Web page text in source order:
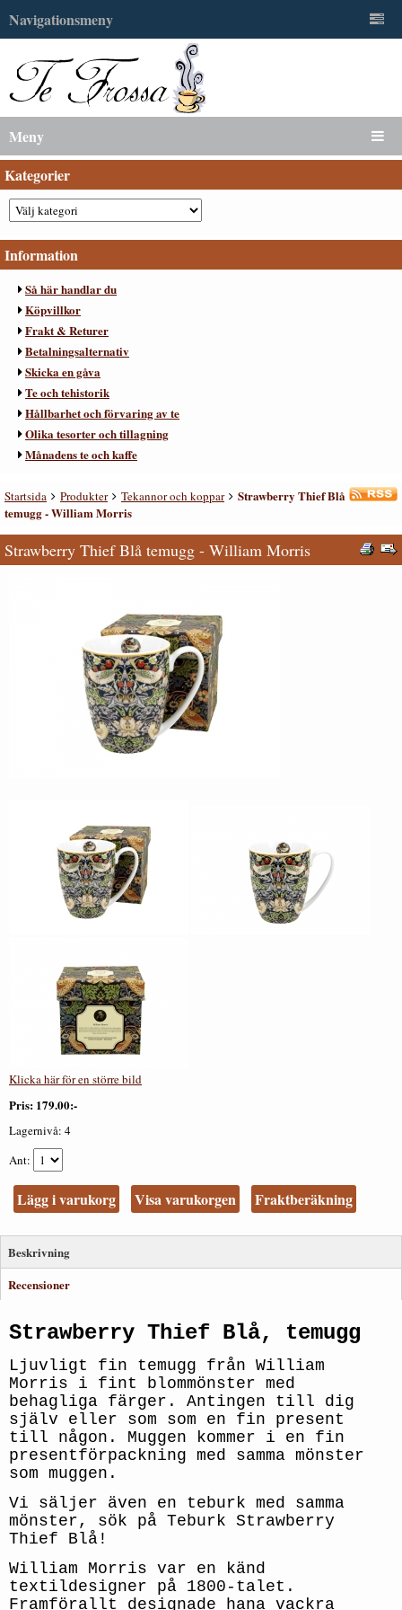
Navigationsmeny
Meny
Kategorier
Information
Så här handlar du
Köpvillkor
Frakt & Returer
Betalningsalternativ
Skicka en gåva
Te och tehistorik
Hållbarhet och förvaring av te
Olika tesorter och tillagning
Månadens te och kaffe
Startsida Produkter Tekannor och koppar
Strawberry Thief Blå
temugg - William Morris
Strawberry Thief Blå temugg - William Morris
Klicka här för en större bild
Pris 179.00:-
Lagernivå: 4
Ant
Lägg i varukorg Visa varukorgen Fraktberäkning
Beskrivning
Recensioner
Strawberry Thief Blå, temugg
Ljuvligt fin temugg från William
Morris i fint blommönster med
behagliga färger. Antingen till dig
själv eller som som en fin present
till någon. Muggen kommer i en fin
presentförpackning med samma mönster
som muggen.
Vi säljer även en teburk med samma
mönster, sök på Teburk Strawberry
Thief Blå!
William Morris var en känd
textildesigner på 1800-talet.
Framförallt designade hana vackra